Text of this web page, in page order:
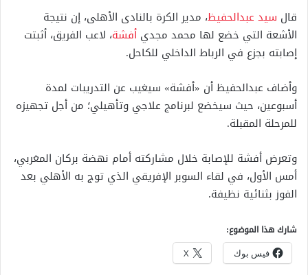
قال سيد عبدالحفيظ، مدير الكرة بالنادى الأهلى، إن نتيجة
الأشعة التي خضع لها محمد مجدي أفشة، لاعب الفريق، أثبتت
إصابته بجزع في الرباط الداخلي للكاحل.
وأضاف عبدالحفيظ أن «أفشة» سيغيب عن التدريبات لمدة
أسبوعين، حيث سيخضع لبرنامج علاجي وتأهيلي؛ من أجل تجهيزه
للمرحلة المقبلة.
وتعرض أفشة للإصابة خلال مشاركته أمام نهضة بركان المغربي،
أمس الأول، في لقاء السوبر الإفريقي الذي توج به الأهلي بعد
الفوز بثنائية نظيفة.
شارك هذا الموضوع:
فيس بوك X